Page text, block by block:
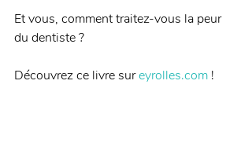
Et vous, comment traitez-vous la peur
du dentiste ?
Découvrez ce livre sur eyrolles.com !